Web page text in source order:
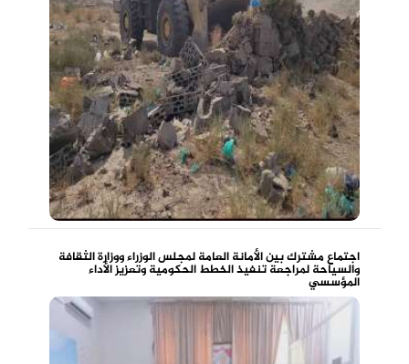
اجتماع مشترك بين الأمانة العامة لمجلس الوزراء ووزارة الثقافة
والسياحة لمراجعة تنفيذ الخطط الحكومية وتعزيز الأداء
المؤسسي